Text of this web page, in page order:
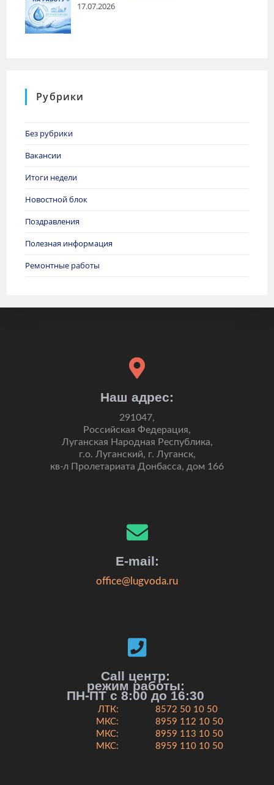
17.07.2026
Рубрики
Без рубрики
Вакансии
Итоги недели
Новостной блок
Поздравления
Полезная информация
Ремонтные работы
Наш адрес:
291047,
Российская Федерация,
Луганская Народная Республика,
г.о. Луганский, г. Луганск,
кв-л Пролетариата Донбасса, дом 166
E-mail:
office@lugvoda.ru
Call центр:
режим работы:
ПН-ПТ с 8:00 до 16:30
ЛТК:
МКС:
МКС:
МКС:
8572 50 10 50
8959 112 10 50
8959 113 10 50
8959 110 10 50